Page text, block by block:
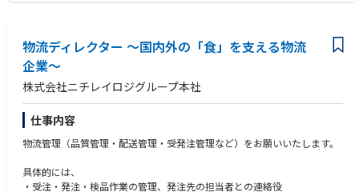
画立案、進捗管理、出荷指示まで、製品担当制のもとで一気通貫で推進し
ていただきます。既存担当者とペアで業務に取り組み、チーム全体の成果
創出を目指していただきます。
■主な業務
・製造計画の策定と進捗管理(拠点別生産計画の立案、製造キャパシティに
基づく投入計画)
・仕掛・在庫管理、工程進捗管理
・注文管理、納期回答、売上計画のデータ集計と予実管理
■歓迎要件
下記いずれか満たす方は特に歓迎いたします
・生産管理、生産計画、SCM業務のご経験
・メーカーでのものづくり現場のご経験
・法人営業(プロジェクト型業務)、開発購買・調達(改善活動等)など、関係
部門を巻き込みながら推進する業務のご経験
・海外拠点・海外サプライヤとの協働経験
・トラベル英会話以上の英語力(TOEIC 550点以上目安／昇給要件にも関
連)
物流ディレクター ～国内外の「食」を支える物流
企業～
株式会社ニチレイロジグループ本社
仕事内容
物流管理（品質管理・配送管理・受発注管理など）をお願いいたします。
具体的には、
・受注・発注・検品作業の管理、発注先の担当者との連絡役